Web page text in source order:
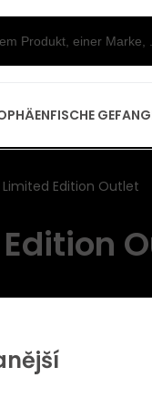
Limited Edition Outlet